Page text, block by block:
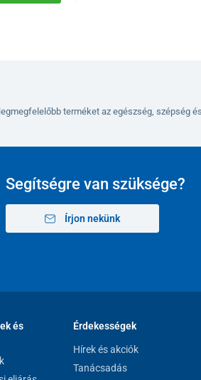
terméket az egészség, szépség
Segítségre van szüksége?
Írjon nekünk
és
Érdekességek
Hírek és akciók
Tanácsadás